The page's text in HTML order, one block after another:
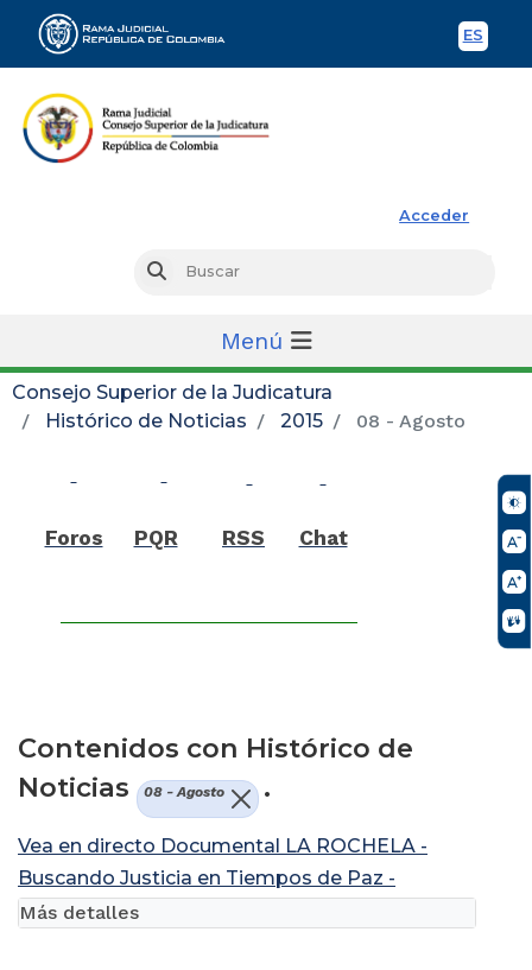
ES
Acceder
Buscar
Menú
Consejo Superior de la Judicatura
Histórico de Noticias
2015 08 - Agosto
Foros PQR RSS Chat
Contenidos con Histórico de
Noticias
08 - Agosto .
Vea en directo Documental LA ROCHELA -
Buscando Justicia en Tiempos de Paz -
Más detalles